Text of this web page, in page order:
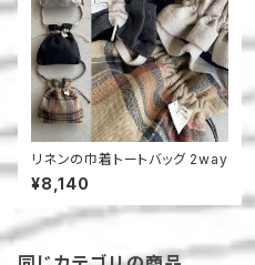
リネンの巾着トートバッグ 2way
¥8,140